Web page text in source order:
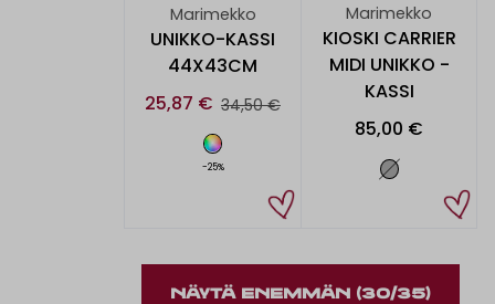
Marimekko
UNIKKO-KASSI
44X43CM
25,87 € 34,50 €
-25%
Marimekko
KIOSKI CARRIER
MIDI UNIKKO -
KASSI
85,00 €
NÄYTÄ ENEMMÄN (30/35)